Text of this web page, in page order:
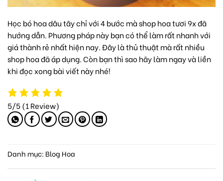
Học bó hoa dâu tây chỉ với 4 bước màshop hoa tươi 9xđã
hướng dẫn. Phương pháp này bạn có thể làm rất nhanh với
giá thành rẻ nhất hiện nay. Đây là thủ thuật mà rất nhiều
shop hoa đã áp dụng. Còn bạn thì sao hãy làm ngay và liền
khi đọc xong bài viết này nhé!
5/5(1 Review)
Danh mục: Blog Hoa